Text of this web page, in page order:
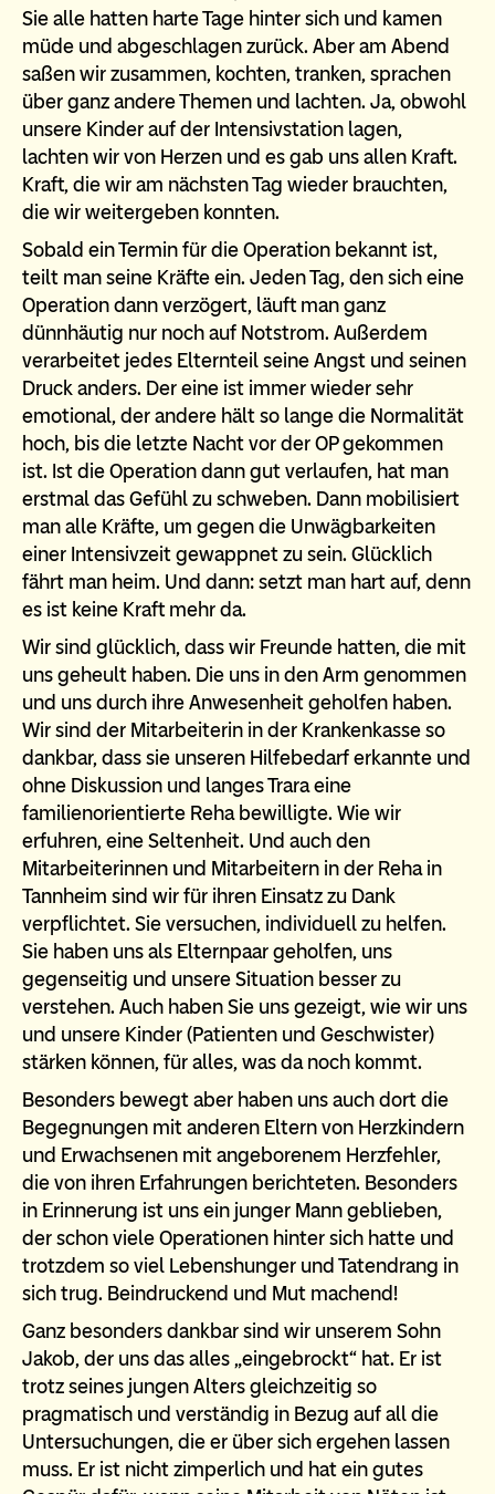
Sie alle hatten harte Tage hinter sich und kamen
müde und abgeschlagen zurück. Aber am Abend
saßen wir zusammen, kochten, tranken, sprachen
über ganz andere Themen und lachten. Ja, obwohl
unsere Kinder auf der Intensivstation lagen,
lachten wir von Herzen und es gab uns allen Kraft.
Kraft, die wir am nächsten Tag wieder brauchten,
die wir weitergeben konnten.
Sobald ein Termin für die Operation bekannt ist,
teilt man seine Kräfte ein. Jeden Tag, den sich eine
Operation dann verzögert, läuft man ganz
dünnhäutig nur noch auf Notstrom. Außerdem
verarbeitet jedes Elternteil seine Angst und seinen
Druck anders. Der eine ist immer wieder sehr
emotional, der andere hält so lange die Normalität
hoch, bis die letzte Nacht vor der OP gekommen
ist. Ist die Operation dann gut verlaufen, hat man
erstmal das Gefühl zu schweben. Dann mobilisiert
man alle Kräfte, um gegen die Unwägbarkeiten
einer Intensivzeit gewappnet zu sein. Glücklich
fährt man heim. Und dann: setzt man hart auf, denn
es ist keine Kraft mehr da.
Wir sind glücklich, dass wir Freunde hatten, die mit
uns geheult haben. Die uns in den Arm genommen
und uns durch ihre Anwesenheit geholfen haben.
Wir sind der Mitarbeiterin in der Krankenkasse so
dankbar, dass sie unseren Hilfebedarf erkannte und
ohne Diskussion und langes Trara eine
familienorientierte Reha bewilligte. Wie wir
erfuhren, eine Seltenheit. Und auch den
Mitarbeiterinnen und Mitarbeitern in der Reha in
Tannheim sind wir für ihren Einsatz zu Dank
verpflichtet. Sie versuchen, individuell zu helfen.
Sie haben uns als Elternpaar geholfen, uns
gegenseitig und unsere Situation besser zu
verstehen. Auch haben Sie uns gezeigt, wie wir uns
und unsere Kinder (Patienten und Geschwister)
stärken können, für alles, was da noch kommt.
Besonders bewegt aber haben uns auch dort die
Begegnungen mit anderen Eltern von Herzkindern
und Erwachsenen mit angeborenem Herzfehler,
die von ihren Erfahrungen berichteten. Besonders
in Erinnerung ist uns ein junger Mann geblieben,
der schon viele Operationen hinter sich hatte und
trotzdem so viel Lebenshunger und Tatendrang in
sich trug. Beindruckend und Mut machend!
Ganz besonders dankbar sind wir unserem Sohn
Jakob, der uns das alles „eingebrockt“ hat. Er ist
trotz seines jungen Alters gleichzeitig so
pragmatisch und verständig in Bezug auf all die
Untersuchungen, die er über sich ergehen lassen
muss. Er ist nicht zimperlich und hat ein gutes